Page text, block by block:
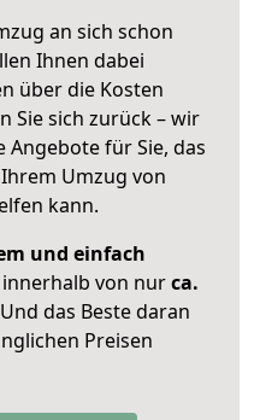
an sich schon
Ihnen dabei
über die Kosten
Sie sich zurück – wir
für Sie, das
Umzug von
kann.
und einfach
innerhalb von nurca.
das Beste daran
Preisen